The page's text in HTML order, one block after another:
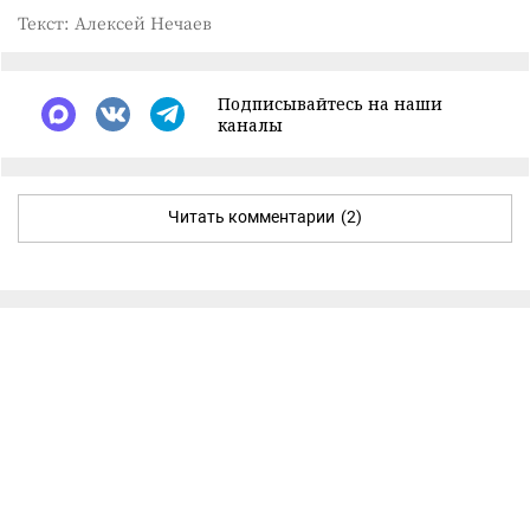
Текст: Алексей Нечаев
Подписывайтесь на наши
каналы
Читать комментарии (2)